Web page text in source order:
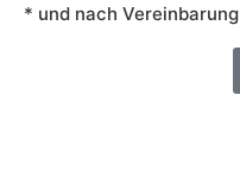
* und nach Vereinbarung